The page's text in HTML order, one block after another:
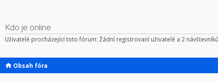
Kdo je online
Uživatelé procházející toto fórum: Žádní registrovaní uživatelé a 2 návštevníků
Obsah fóra